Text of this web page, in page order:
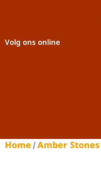
Volg ons online
Home / Amber Stones